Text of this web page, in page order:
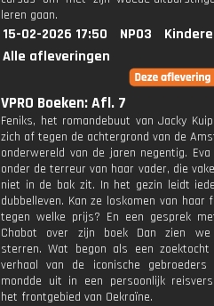
leren gaan.
15-02-2026 17:50 NPO3
Alle afleveringen
VPRO Boeken: Afl. 7
Feniks, het romandebuut van Jacky
zich af tegen de achtergrond van de
onderwereld van de jaren negentig.
onder de terreur van haar vader, die
niet in de bak zit. In het gezin leidt
dubbelleven. Kan ze loskomen van haar
tegen welke prijs? En een gesprek
Chabot over zijn boek Dan zien we
sterren. Wat begon als een
verhaal van de iconische gebroeders
mondde uit in een persoonlijk
het frontgebied van Oekraïne.